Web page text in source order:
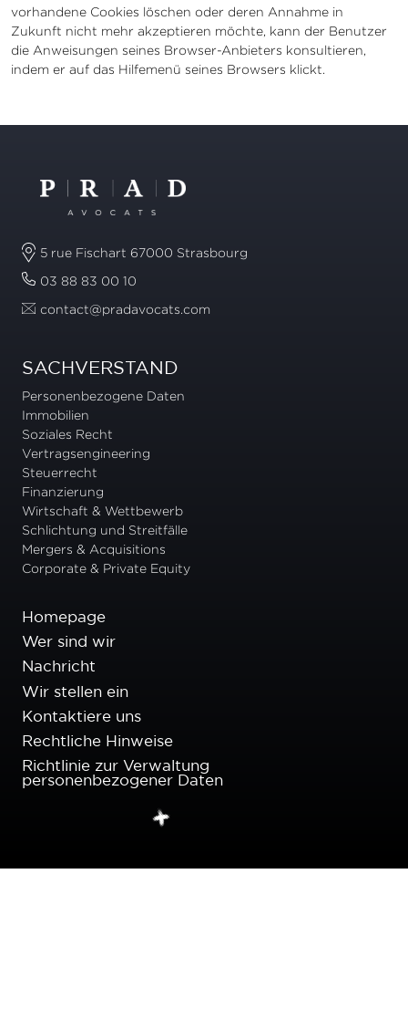
vorhandene Cookies löschen oder deren Annahme in
Zukunft nicht mehr akzeptieren möchte, kann der Benutzer
die Anweisungen seines Browser-Anbieters konsultieren,
indem er auf das Hilfemenü seines Browsers klickt.
5 rue Fischart 67000 Strasbourg
03 88 83 00 10
contact@pradavocats.com
SACHVERSTAND
Personenbezogene Daten
Immobilien
Soziales Recht
Vertragsengineering
Steuerrecht
Finanzierung
Wirtschaft & Wettbewerb
Schlichtung und Streitfälle
Mergers & Acquisitions
Corporate & Private Equity
Homepage
Wer sind wir
Nachricht
Wir stellen ein
Kontaktiere uns
Rechtliche Hinweise
Richtlinie zur Verwaltung
personenbezogener Daten